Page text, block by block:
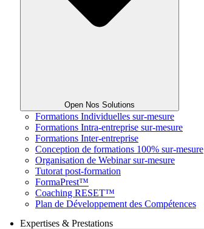
Open Nos Solutions
Formations Individuelles sur-mesure
Formations Intra-entreprise sur-mesure
Formations Inter-entreprise
Conception de formations 100% sur-mesure
Organisation de Webinar sur-mesure
Tutorat post-formation
FormaPrest™
Coaching RESET™
Plan de Développement des Compétences
Expertises & Prestations